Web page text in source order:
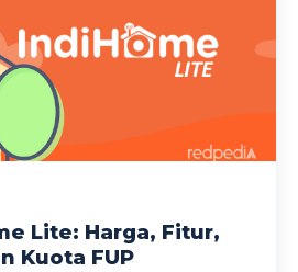
Lite: Harga, Fitur,
Kuota FUP